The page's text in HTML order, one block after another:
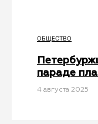
ОБЩЕСТВО
параде
4 августа 2025